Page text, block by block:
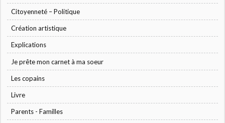
Citoyenneté – Politique
Création artistique
Explications
Je prête mon carnet à ma soeur
Les copains
Livre
Parents - Familles